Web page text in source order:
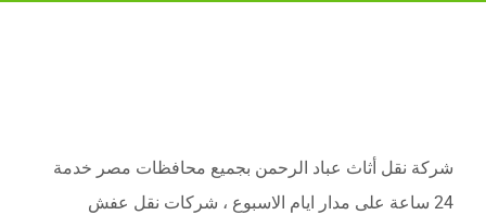
شركة نقل أثاث عباد الرحمن بجميع محافظات مصر خدمة
24 ساعة على مدار ايام الاسبوع ، شركات نقل عفش